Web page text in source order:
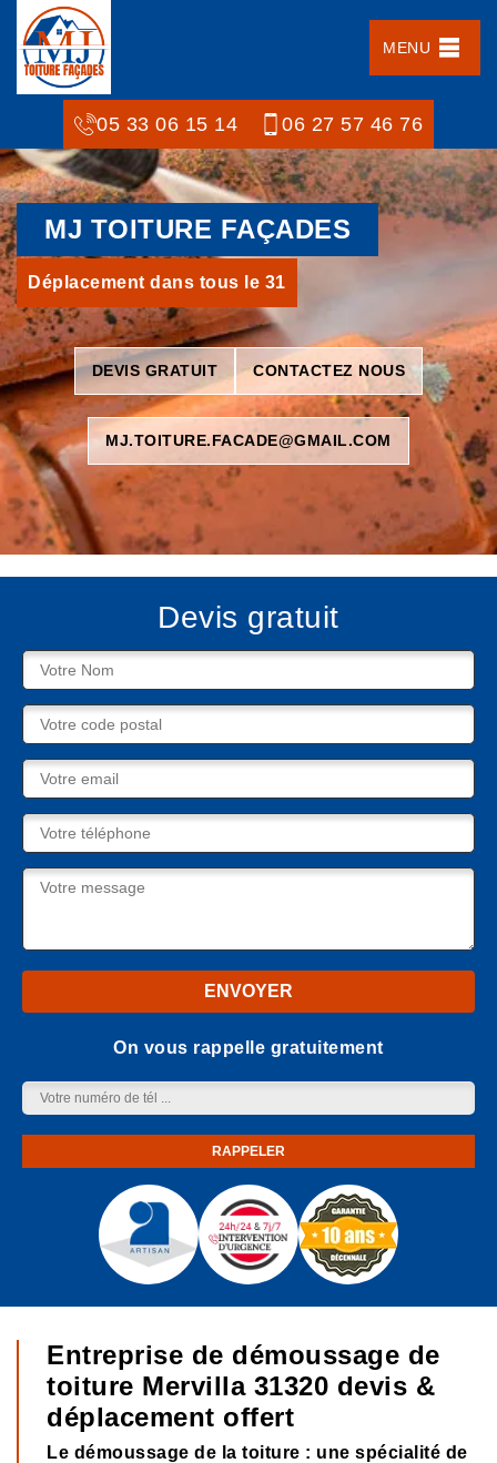
MENU
05 33 06 15 14 06 27 57 46 76
MJ TOITURE FAÇADES
Déplacement dans tous le 31
DEVIS GRATUIT CONTACTEZ NOUS
MJ.TOITURE.FACADE@GMAIL.COM
Devis gratuit
On vous rappelle gratuitement
Entreprise de démoussage de
toiture Mervilla 31320 devis &
déplacement offert
Le démoussage de la toiture : une spécialité de